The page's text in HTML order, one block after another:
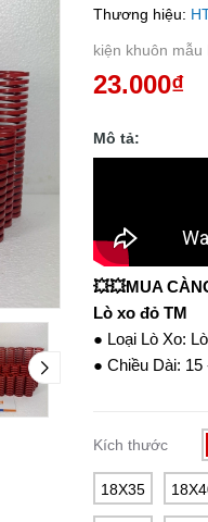
Thương hiệu:
kiện khuôn mẫu
23.000₫
Mô tả:
💥💥MUA
Lò xo đỏ TM
● Loại Lò
● Chiều Dài:
Kích thước
18X35